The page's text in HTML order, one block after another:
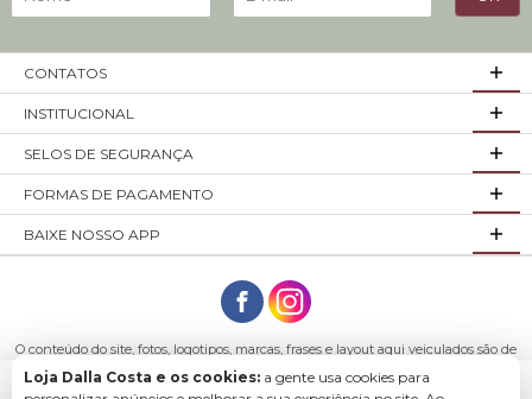
CONTATOS
INSTITUCIONAL
SELOS DE SEGURANÇA
FORMAS DE PAGAMENTO
BAIXE NOSSO APP
O conteúdo do site, fotos, logotipos, marcas, frases e layout aqui veiculados são de
propriedade exclusiva da empresa Loja Dalla Costa ou de seus parceiros.
Todos os direitos reservados. Móveis Dalla Costa LTDA - CNPJ: 03.029.980/0001-43
Loja Dalla Costa e os cookies: a gente usa cookies para